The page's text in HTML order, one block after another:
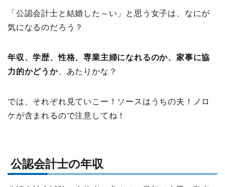
「公認会計士と結婚した～い」と思う女子は、なにが
気になるのだろう？
年収、学歴、性格、専業主婦になれるのか、家事に協
力的かどうか、あたりかな？
では、それぞれ見ていこー！ソースはうちの夫！ノロ
ケが含まれるので注意してね！
公認会計士の年収